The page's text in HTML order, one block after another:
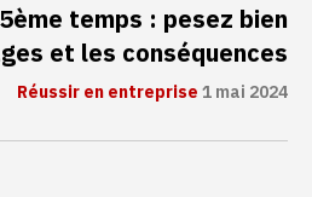
temps : pesez bien
et les conséquences
Réussir en entreprise1 mai 2024